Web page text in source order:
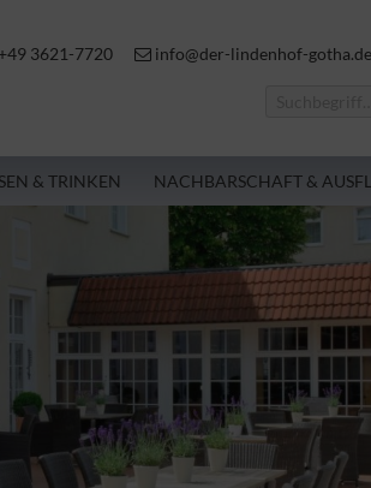
+49 3621-7720 info@der-lindenhof-gotha.de
& TRINKEN NACHBARSCHAFT &